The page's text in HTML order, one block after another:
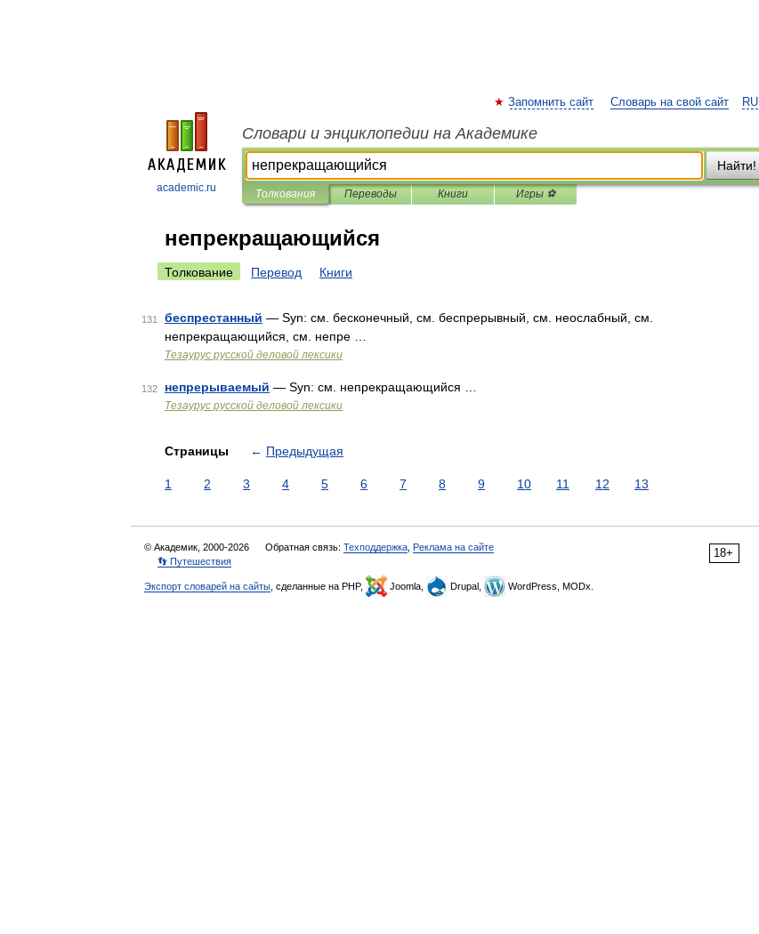
academic.ru
RU
Запомнить сайт Словарь на свой сайт
Словари и энциклопедии на Академике
Найти!
Толкования Переводы Книги Игры ⚽
непрекращающийся
Толкование Перевод Книги
131 беспрестанный — Syn: см. бесконечный, см. беспрерывный, см. неослабный, см.
непрекращающийся, см. непре …
Тезаурус русской деловой лексики
132 непрерываемый — Syn: см. непрекращающийся …
Тезаурус русской деловой лексики
Страницы ← Предыдущая
1 2 3 4 5 6 7 8 9 10 11 12 13
18+
© Академик, 2000-2026 Обратная связь: Техподдержка Реклама на сайте
👣 Путешествия
Экспорт словарей на сайты , сделанные на PHP, Joomla, Drupal, WordPress, MODx.